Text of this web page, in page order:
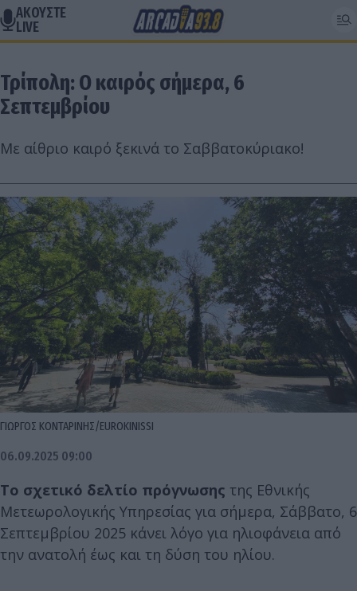
ΑΚΟΥΣΤΕ
LIVE
Τρίπολη: Ο καιρός σήμερα, 6
Σεπτεμβρίου
Με αίθριο καιρό ξεκινά το Σαββατοκύριακο!
ΓΙΩΡΓΟΣ ΚΟΝΤΑΡΙΝΗΣ/EUROKINISSI
06.09.2025 09:00
Το σχετικό δελτίο πρόγνωσης της Εθνικής
Μετεωρολογικής Υπηρεσίας για σήμερα, Σάββατο, 6
Σεπτεμβρίου 2025 κάνει λόγο για ηλιοφάνεια από
την ανατολή έως και τη δύση του ηλίου.